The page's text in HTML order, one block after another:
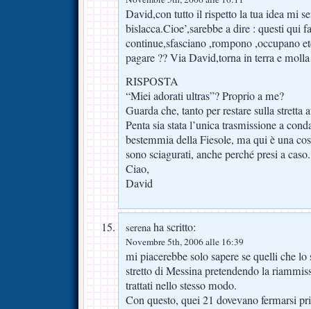
David,con tutto il rispetto la tua idea mi
bislacca.Cioe’,sarebbe a dire : questi qui
continue,sfasciano ,rompono ,occupano
pagare ?? Via David,torna in terra e
RISPOSTA
“Miei adorati ultras”? Proprio a me?
Guarda che, tanto per restare sulla stretta
Penta sia stata l’unica trasmissione a
bestemmia della Fiesole, ma qui è una
sono sciagurati, anche perché presi a caso.
Ciao,
David
serenaha scritto:
Novembre 5th, 2006 alle 16:39
mi piacerebbe solo sapere se quelli che
stretto di Messina pretendendo la
trattati nello stesso modo.
Con questo, quei 21 dovevano fermarsi